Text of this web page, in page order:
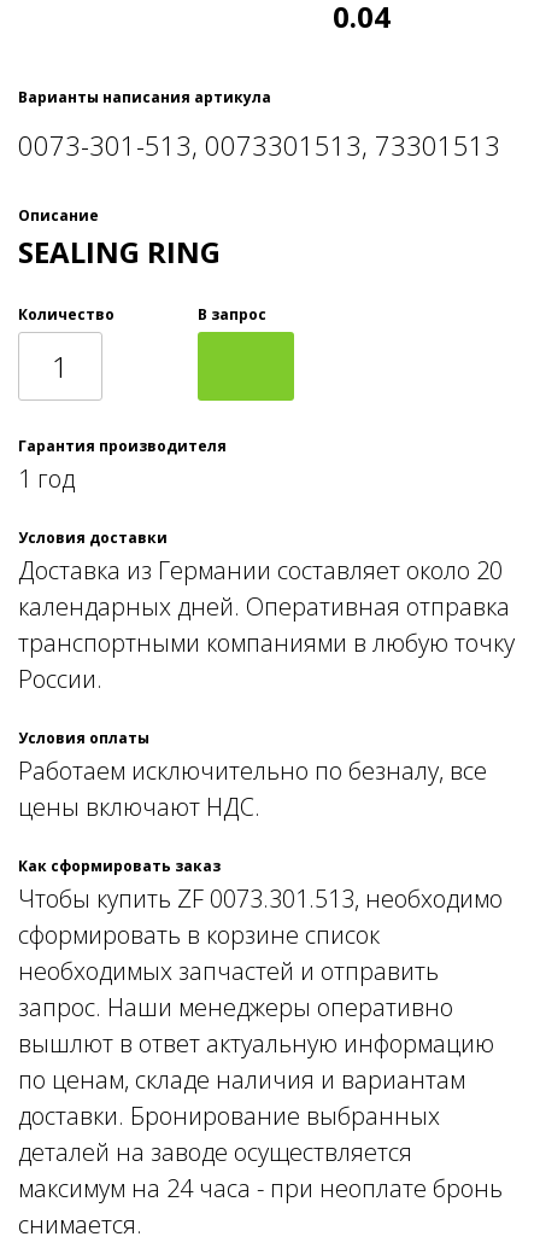
0.04
Варианты написания артикула
0073-301-513, 0073301513, 73301513
Описание
SEALING RING
Количество В запрос
Гарантия производителя
1 год
Условия доставки
Доставка из Германии составляет около 20
календарных дней. Оперативная отправка
транспортными компаниями в любую точку
России.
Условия оплаты
Работаем исключительно по безналу, все
цены включают НДС.
Как сформировать заказ
Чтобы купить ZF 0073.301.513, необходимо
сформировать в корзине список
необходимых запчастей и отправить
запрос. Наши менеджеры оперативно
вышлют в ответ актуальную информацию
по ценам, складе наличия и вариантам
доставки. Бронирование выбранных
деталей на заводе осуществляется
максимум на 24 часа - при неоплате бронь
снимается.